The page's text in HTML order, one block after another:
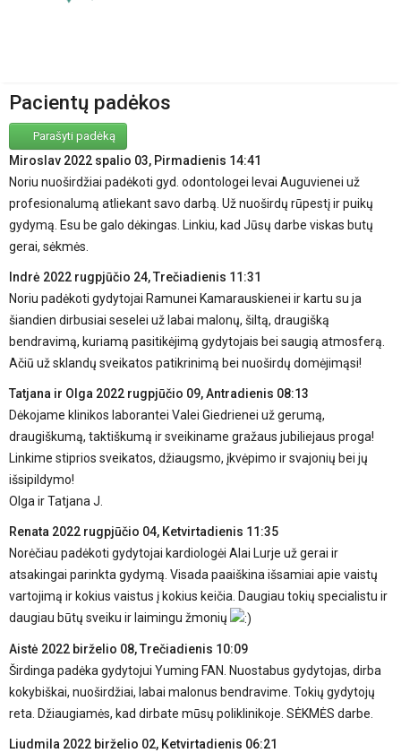
Pacientų padėkos
Parašyti padėką
Miroslav 2022 spalio 03, Pirmadienis 14:41
Noriu nuoširdžiai padėkoti gyd. odontologei Ievai Auguvienei už
profesionalumą atliekant savo darbą. Už nuoširdų rūpestį ir puikų
gydymą. Esu be galo dėkingas. Linkiu, kad Jūsų darbe viskas butų
gerai, sėkmės.
Indrė 2022 rugpjūčio 24, Trečiadienis 11:31
Noriu padėkoti gydytojai Ramunei Kamarauskienei ir kartu su ja
šiandien dirbusiai seselei už labai malonų, šiltą, draugišką
bendravimą, kuriamą pasitikėjimą gydytojais bei saugią atmosferą.
Ačiū už sklandų sveikatos patikrinimą bei nuoširdų domėjimąsi!
Tatjana ir Olga 2022 rugpjūčio 09, Antradienis 08:13
Dėkojame klinikos laborantei Valei Giedrienei už gerumą,
draugiškumą, taktiškumą ir sveikiname gražaus jubiliejaus proga!
Linkime stiprios sveikatos, džiaugsmo, įkvėpimo ir svajonių bei jų
išsipildymo!
Olga ir Tatjana J.
Renata 2022 rugpjūčio 04, Ketvirtadienis 11:35
Norėčiau padėkoti gydytojai kardiologėi Alai Lurje už gerai ir
atsakingai parinkta gydymą. Visada paaiškina išsamiai apie vaistų
vartojimą ir kokius vaistus į kokius keičia. Daugiau tokių specialistu ir
daugiau būtų sveiku ir laimingu žmonių
Aistė 2022 birželio 08, Trečiadienis 10:09
Širdinga padėka gydytojui Yuming FAN. Nuostabus gydytojas, dirba
kokybiškai, nuoširdžiai, labai malonus bendravime. Tokių gydytojų
reta. Džiaugiamės, kad dirbate mūsų poliklinikoje. SĖKMĖS darbe.
Liudmila 2022 birželio 02, Ketvirtadienis 06:21